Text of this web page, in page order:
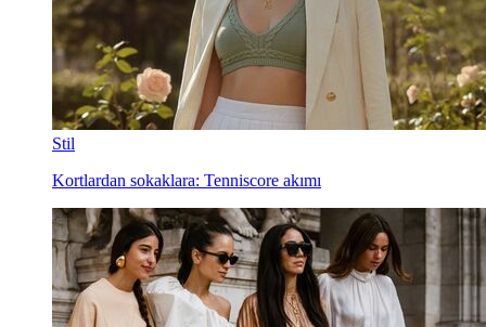
Stil
Kortlardan sokaklara: Tenniscore akımı